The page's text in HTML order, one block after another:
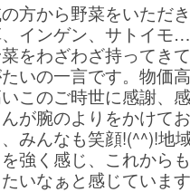
方から野菜をいただ
インゲン、サトイモ
をわざわざ持ってき
いの一言です。物価
このご時世に感謝、
が腕のよりをかけて
みんなも笑顔!(^^)!地
強く感じ、これから
いなぁと感じていま